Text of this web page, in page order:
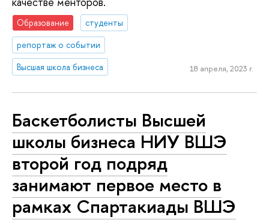
Образование
студенты
репортаж о событии
Высшая школа бизнеса
18 апреля, 2023 г.
Баскетболисты Высшей
школы бизнеса НИУ ВШЭ
второй год подряд
занимают первое место в
рамках Спартакиады ВШЭ